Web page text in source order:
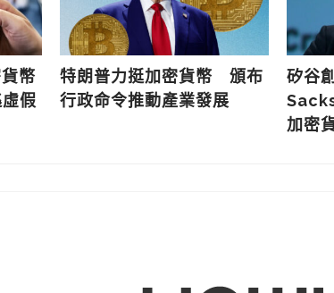
幣
假
特朗普力挺加密貨幣 頒布
行政命令推動產業發展
矽谷
加密